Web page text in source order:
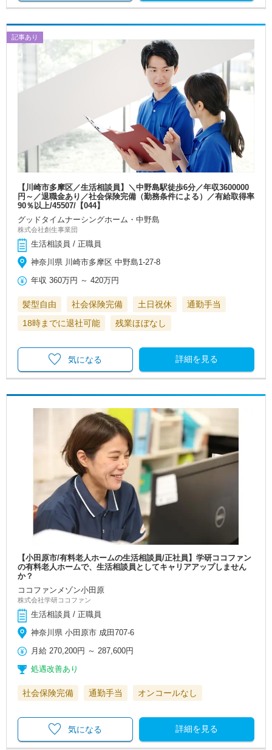
記事あり
【川崎市多摩区／生活相談員】＼中野島駅徒歩6分／年収3600000
円～／退職金あり／社会保険完備（勤務条件による）／有給取得率
90％以上/45507/【044】
グッドタイムナーシングホーム・中野島
株式会社創生事業団
生活相談員 / 正職員
神奈川県 川崎市多摩区 中野島1-27-8
年収 360万円 ～420万円
髪型自由 社会保険完備 土日祝休
通勤手当
18時までに退社可能
残業ほぼなし
詳細を見る
気になる
【小田原市/有料老人ホームの生活相談員/正社員】学研ココファン
の有料老人ホームで、生活相談員としてキャリアアップしません
か？
ココファンメゾン小田原
株式会社学研ココファン
生活相談員 / 正職員
神奈川県 小田原市 成田707-6
月給 270,200円 ～287,600円
処遇改善あり
社会保険完備 通勤手当 オンコールなし
詳細を見る
気になる